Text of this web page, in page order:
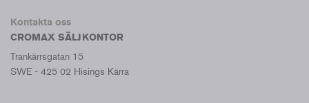
Kontakta oss
CROMAX SÄLJKONTOR
Trankärrsgatan 15
SWE - 425 02 Hisings Kärra